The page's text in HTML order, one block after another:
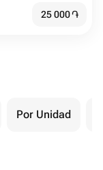
25 000֏
Por Unidad